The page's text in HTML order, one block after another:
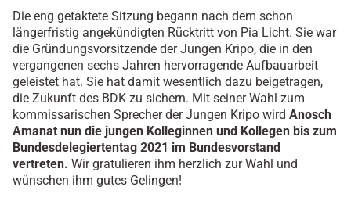
Die eng getaktete Sitzung begann nach dem schon
längerfristig angekündigten Rücktritt von Pia Licht. Sie war
die Gründungsvorsitzende der Jungen Kripo, die in den
vergangenen sechs Jahren hervorragende Aufbauarbeit
geleistet hat. Sie hat damit wesentlich dazu beigetragen,
die Zukunft des BDK zu sichern. Mit seiner Wahl zum
kommissarischen Sprecher der Jungen Kripo wird Anosch
Amanat nun die jungen Kolleginnen und Kollegen bis zum
Bundesdelegiertentag 2021 im Bundesvorstand
vertreten. Wir gratulieren ihm herzlich zur Wahl und
wünschen ihm gutes Gelingen!